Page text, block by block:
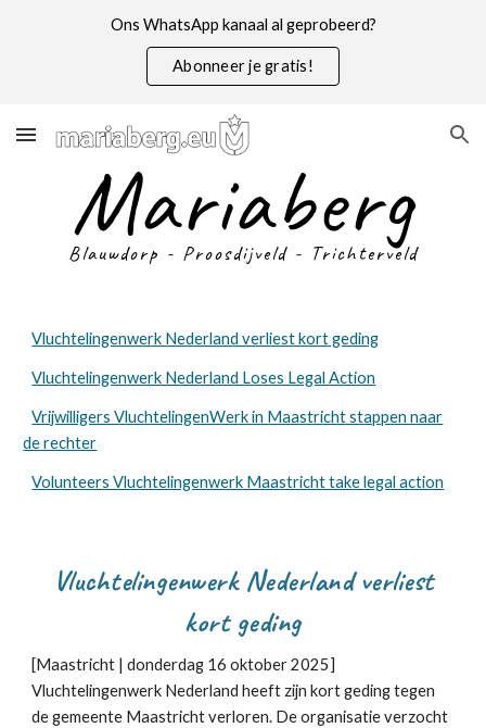
Ons WhatsApp kanaal al geprobeerd?
Abonneer je gratis!
Mariaberg
Blauwdorp - Proosdijveld - Trichterveld
Vluchtelingenwerk Nederland verliest kort geding
Vluchtelingenwerk Nederland Loses Legal Action
Vrijwilligers VluchtelingenWerk in Maastricht stappen naar
de rechter
Volunteers Vluchtelingenwerk Maastricht take legal action
Vluchtelingenwerk Nederland verliest
kort geding
[Maastricht | donderdag 16 oktober 2025]
Vluchtelingenwerk Nederland heeft zijn kort geding tegen
de gemeente Maastricht verloren. De organisatie verzocht